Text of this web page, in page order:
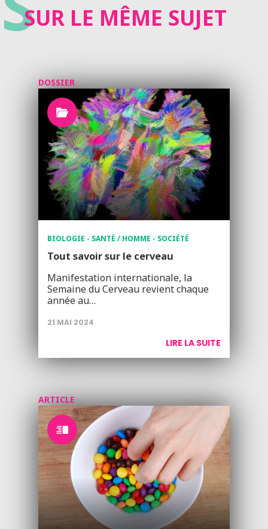
SUR LE MÊME SUJET
DOSSIER
BIOLOGIE - SANTÉ / HOMME - SOCIÉTÉ
Tout savoir sur le cerveau
Manifestation internationale, la
Semaine du Cerveau revient chaque
année au…
21 MAI 2024
LIRE LA SUITE
ARTICLE